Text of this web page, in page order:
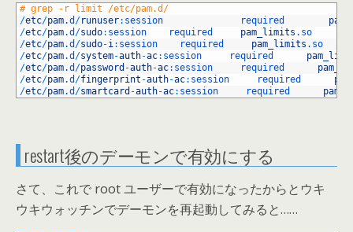
# grep -r limit /etc/pam.d/
/etc/pam.d /runuser: session required
/etc/pam.d /sudo: session required pam_limits .so
/etc/pam.d /sudo-i: session required pam_limits .so
/etc/pam.d /system-auth-ac: session required
/etc/pam.d /password -auth-ac: session required
/etc/pam.d /fingerprint -auth-ac: session required
/etc/pam.d /smartcard -auth-ac: session required
restart後のデーモンで有効にする
さて、これで root ユーザーで有効になったからとウキ
ウキウォッチンでデーモンを再起動してみると……